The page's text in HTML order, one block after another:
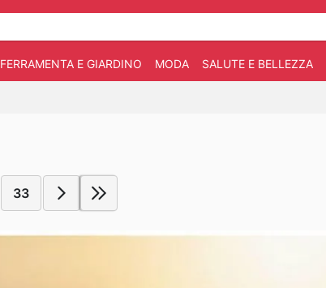
FERRAMENTA E GIARDINO MODA SALUTE E BELLEZZA
33